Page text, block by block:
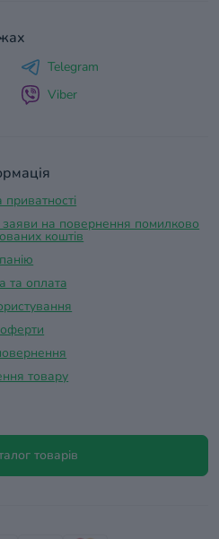
приватності
на повернення помилково
коштів
та оплатa
товару
товарів
Telegram
Viber